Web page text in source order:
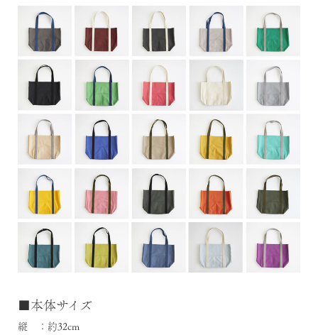
■本体サイズ
縦 ：約32cm